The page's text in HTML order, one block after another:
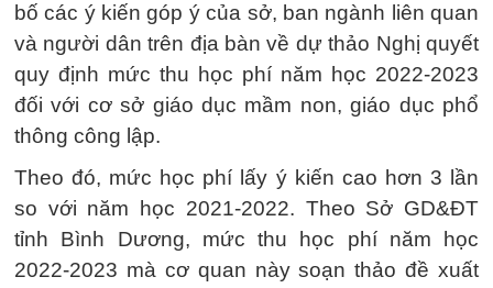
bố các ý kiến góp ý của sở, ban ngành liên quan
và người dân trên địa bàn về dự thảo Nghị quyết
quy định mức thu học phí năm học 2022-2023
đối với cơ sở giáo dục mầm non, giáo dục phổ
thông công lập.
Theo đó, mức học phí lấy ý kiến cao hơn 3 lần
so với năm học 2021-2022. Theo Sở GD&ĐT
tỉnh Bình Dương, mức thu học phí năm học
2022-2023 mà cơ quan này soạn thảo đề xuất